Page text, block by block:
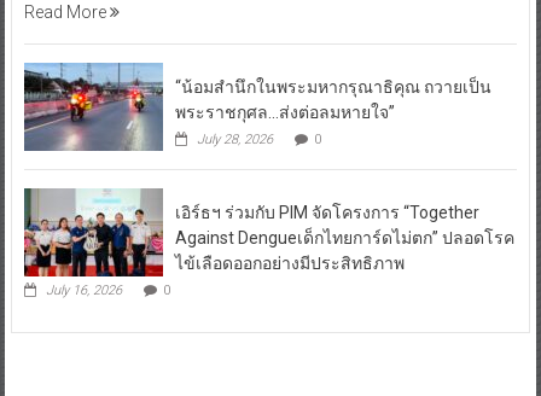
Read More
“น้อมสำนึกในพระมหากรุณาธิคุณ ถวายเป็น
พระราชกุศล…ส่งต่อลมหายใจ”
July 28, 2026 0
เอิร์ธฯ ร่วมกับ PIM จัดโครงการ “Together
Against Dengueเด็กไทยการ์ดไม่ตก” ปลอดโรค
ไข้เลือดออกอย่างมีประสิทธิภาพ
July 16, 2026 0